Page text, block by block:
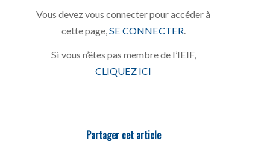
Vous devez vous connecter pour accéder à
cette page, SE CONNECTER
Si vous n’êtes pas membre de l’IEIF,
CLIQUEZ ICI
Partager cet article